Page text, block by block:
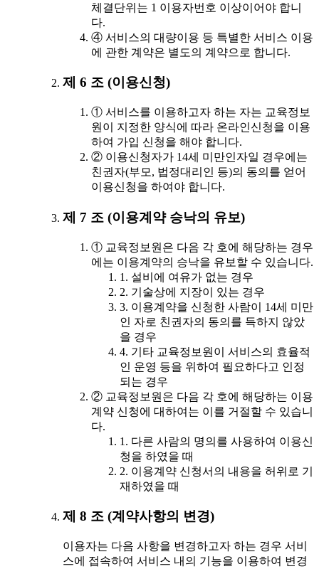
체결단위는 1 이용자번호 이상이어야 합니
다.
④ 서비스의 대량이용 등 특별한 서비스 이용
에 관한 계약은 별도의 계약으로 합니다.
제 6 조 (이용신청)
① 서비스를 이용하고자 하는 자는 교육정보
원이 지정한 양식에 따라 온라인신청을 이용
하여 가입 신청을 해야 합니다.
② 이용신청자가 14세 미만인자일 경우에는
친권자(부모, 법정대리인 등)의 동의를 얻어
이용신청을 하여야 합니다.
제 7 조 (이용계약 승낙의 유보)
① 교육정보원은 다음 각 호에 해당하는 경우
에는 이용계약의 승낙을 유보할 수 있습니다.
1. 설비에 여유가 없는 경우
2. 기술상에 지장이 있는 경우
3. 이용계약을 신청한 사람이 14세 미만
인 자로 친권자의 동의를 득하지 않았
을 경우
4. 기타 교육정보원이 서비스의 효율적
인 운영 등을 위하여 필요하다고 인정
되는 경우
② 교육정보원은 다음 각 호에 해당하는 이용
계약 신청에 대하여는 이를 거절할 수 있습니
다.
1. 다른 사람의 명의를 사용하여 이용신
청을 하였을 때
2. 이용계약 신청서의 내용을 허위로 기
재하였을 때
제 8 조 (계약사항의 변경)
이용자는 다음 사항을 변경하고자 하는 경우 서비
스에 접속하여 서비스 내의 기능을 이용하여 변경